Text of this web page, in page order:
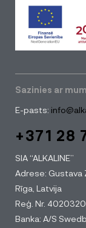
Sazinies ar
E-pasts:
+371 28
SIA “ALKALINE”
Adrese: Gustava
Rīga, Latvija
Reģ. Nr.
Banka: A/S